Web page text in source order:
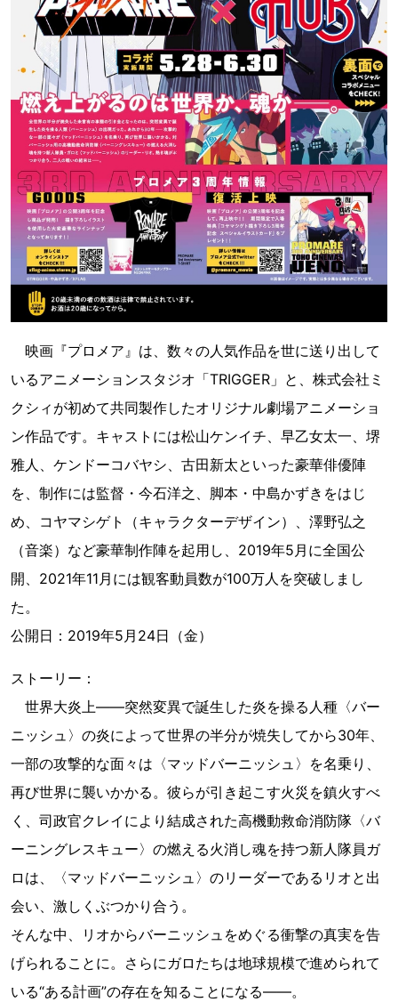
映画『プロメア』は、数々の人気作品を世に送り出して
いるアニメーションスタジオ「TRIGGER」と、株式会社ミ
クシィが初めて共同製作したオリジナル劇場アニメーショ
ン作品です。キャストには松山ケンイチ、早乙女太一、堺
雅人、ケンドーコバヤシ、古田新太といった豪華俳優陣
を、制作には監督・今石洋之、脚本・中島かずきをはじ
め、コヤマシゲト（キャラクターデザイン）、澤野弘之
（音楽）など豪華制作陣を起用し、2019年5月に全国公
開、2021年11月には観客動員数が100万人を突破しまし
た。
公開日：2019年5月24日（金）
ストーリー：
世界大炎上――突然変異で誕生した炎を操る人種〈バー
ニッシュ〉の炎によって世界の半分が焼失してから30年、
一部の攻撃的な面々は〈マッドバーニッシュ〉を名乗り、
再び世界に襲いかかる。彼らが引き起こす火災を鎮火すべ
く、司政官クレイにより結成された高機動救命消防隊〈バ
ーニングレスキュー〉の燃える火消し魂を持つ新人隊員ガ
ロは、〈マッドバーニッシュ〉のリーダーであるリオと出
会い、激しくぶつかり合う。
そんな中、リオからバーニッシュをめぐる衝撃の真実を告
げられることに。さらにガロたちは地球規模で進められて
いる“ある計画”の存在を知ることになる――。